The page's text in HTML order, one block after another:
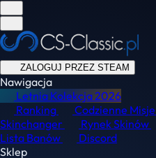
ZALOGUJ PRZEZ STEAM
Nawigacja
Letnia Kolekcja2026
Ranking
Codzienne Misje
Skinchanger
Rynek Skinów
Lista Banów
Discord
Sklep